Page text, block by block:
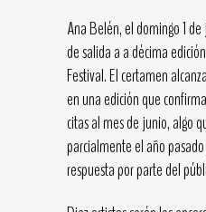
Ana Belén, el domingo 1
de salida a a décima
Festival. El certamen
en una edición que
citas al mes de junio, algo
parcialmente el año
respuesta por parte del